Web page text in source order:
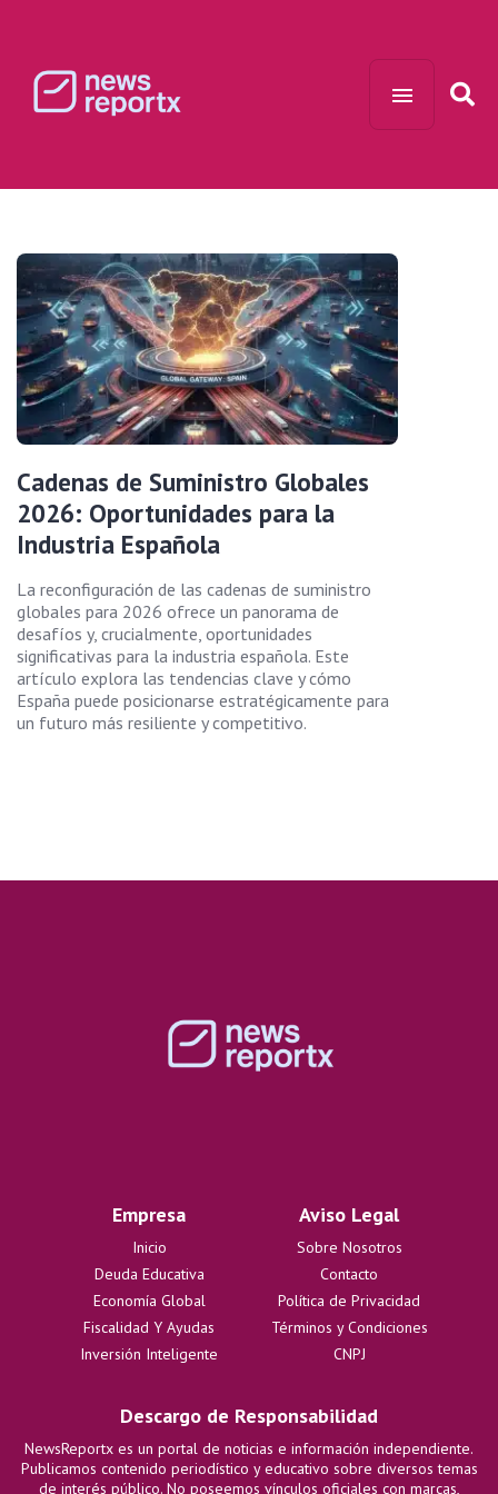
Cadenas de Suministro Globales
2026: Oportunidades para la
Industria Española
La reconfiguración de las cadenas de suministro
globales para 2026 ofrece un panorama de
desafíos y, crucialmente, oportunidades
significativas para la industria española. Este
artículo explora las tendencias clave y cómo
España puede posicionarse estratégicamente para
un futuro más resiliente y competitivo.
Empresa
Inicio
Deuda Educativa
Economía Global
Fiscalidad Y Ayudas
Inversión Inteligente
Aviso Legal
Sobre Nosotros
Contacto
Política de Privacidad
Términos y Condiciones
CNPJ
Descargo de Responsabilidad
NewsReportx es un portal de noticias e información independiente.
Publicamos contenido periodístico y educativo sobre diversos temas
de interés público. No poseemos vínculos oficiales con marcas,